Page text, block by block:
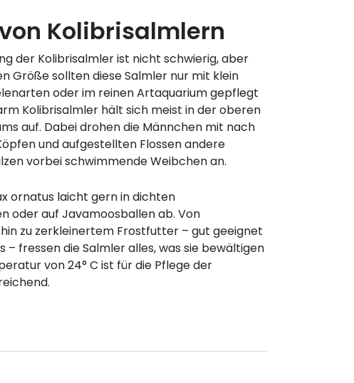
Kolibrisalmlern
der Kolibrisalmler ist nicht schwierig, aber
Größe sollten diese Salmler nur mit klein
oder im reinen Artaquarium gepflegt
Kolibrisalmler hält sich meist in der oberen
auf. Dabei drohen die Männchen mit nach
und aufgestellten Flossen andere
vorbei schwimmende Weibchen an.
ornatus laicht gern in dichten
oder auf Javamoosballen ab. Von
zu zerkleinertem Frostfutter – gut geeignet
– fressen die Salmler alles, was sie bewältigen
von 24° C ist für die Pflege der